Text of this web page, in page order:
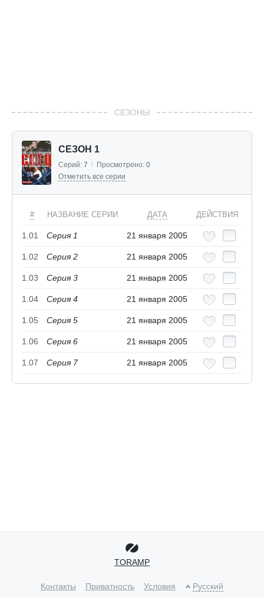
СЕЗОНЫ
СЕЗОН 1
Серий: 7 / Просмотрено: 0
Отметить все серии
# НАЗВАНИЕ СЕРИИ ДАТА ДЕЙСТВИЯ
1.01 Серия 1 21 января 2005
1.02 Серия 2 21 января 2005
1.03 Серия 3 21 января 2005
1.04 Серия 4 21 января 2005
1.05 Серия 5 21 января 2005
1.06 Серия 6 21 января 2005
1.07 Серия 7 21 января 2005
TORAMP
Контакты Приватность Условия Русский